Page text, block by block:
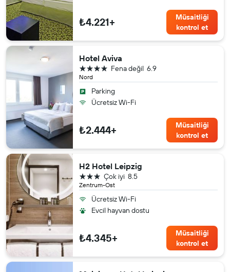
₺4.221+
Müsaitliği
kontrol et
Hotel Aviva
Nord
6.9
Fena değil
4 yıldız
Parking
Ücretsiz Wi-Fi
₺2.444+
Müsaitliği
kontrol et
H2 Hotel Leipzig
Zentrum-Ost
8.5
Çok iyi
3 yıldız
Ücretsiz Wi-Fi
Evcil hayvan dostu
₺4.345+
Müsaitliği
kontrol et